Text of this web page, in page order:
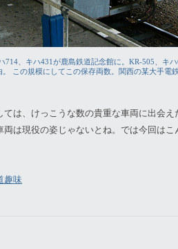
714、キハ431が鹿島鉄道記念館に。KR-505、キ
。 この規模にしてこの保存両数。関西の某大手電
ては、けっこうな数の貴重な車両に出会
両は現役の姿じゃないとね。では今回はこ
趣味